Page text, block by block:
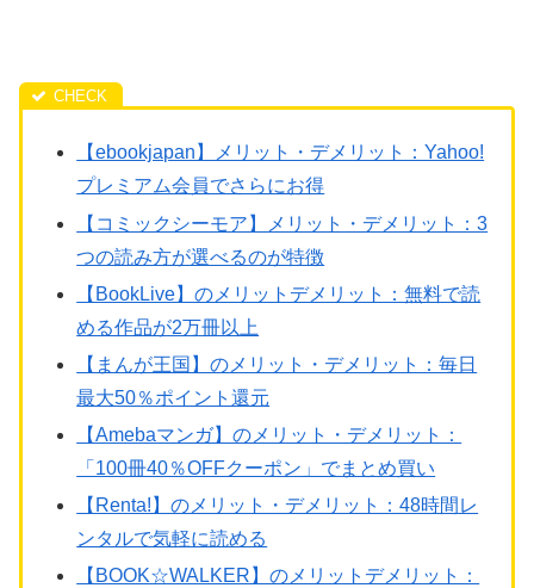
【ebookjapan】メリット・デメリット：Yahoo!
プレミアム会員でさらにお得
【コミックシーモア】メリット・デメリット：3
つの読み方が選べるのが特徴
【BookLive】のメリットデメリット：無料で読
める作品が2万冊以上
【まんが王国】のメリット・デメリット：毎日
最大50％ポイント還元
【Amebaマンガ】のメリット・デメリット：
「100冊40％OFFクーポン」でまとめ買い
【Renta!】のメリット・デメリット：48時間レ
ンタルで気軽に読める
【BOOK☆WALKER】のメリットデメリット：